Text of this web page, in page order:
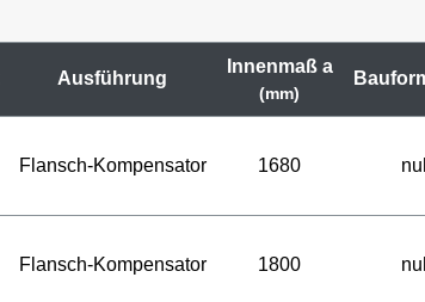
Ausführung
Innenmaß a
(mm)
Flansch-Kompensator 1680 null
Flansch-Kompensator 1800 null